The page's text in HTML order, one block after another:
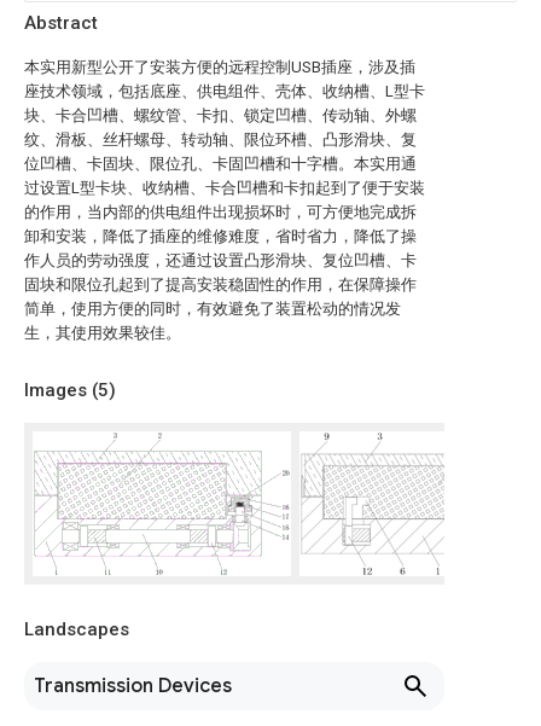
Abstract
本实用新型公开了安装方便的远程控制USB插座，涉及插
座技术领域，包括底座、供电组件、壳体、收纳槽、L型卡
块、卡合凹槽、螺纹管、卡扣、锁定凹槽、传动轴、外螺
纹、滑板、丝杆螺母、转动轴、限位环槽、凸形滑块、复
位凹槽、卡固块、限位孔、卡固凹槽和十字槽。本实用通
过设置L型卡块、收纳槽、卡合凹槽和卡扣起到了便于安装
的作用，当内部的供电组件出现损坏时，可方便地完成拆
卸和安装，降低了插座的维修难度，省时省力，降低了操
作人员的劳动强度，还通过设置凸形滑块、复位凹槽、卡
固块和限位孔起到了提高安装稳固性的作用，在保障操作
简单，使用方便的同时，有效避免了装置松动的情况发
生，其使用效果较佳。
Images (5)
Landscapes
Transmission Devices